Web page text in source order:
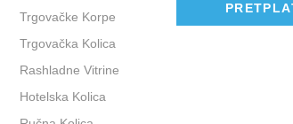
Trgovačke Korpe
Trgovačka Kolica
Rashladne Vitrine
Hotelska Kolica